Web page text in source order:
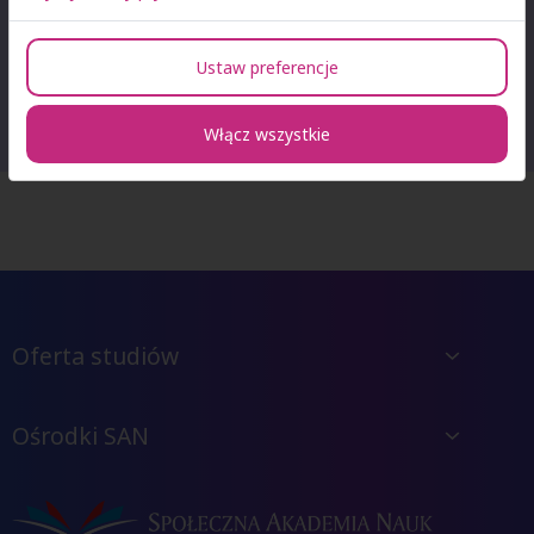
(Wirtualna Biblioteka Nauki), Ibuk.pl (PWN).
Poza tym Biblioteka Społecznej Akademii Nauk prowadzi
współpracę w zakresie wymiany wydawnictw naukowych z
wieloma uczelniami w Polsce.
Oferta studiów
Ośrodki SAN
Ustaw preferencje
Włącz wszystkie